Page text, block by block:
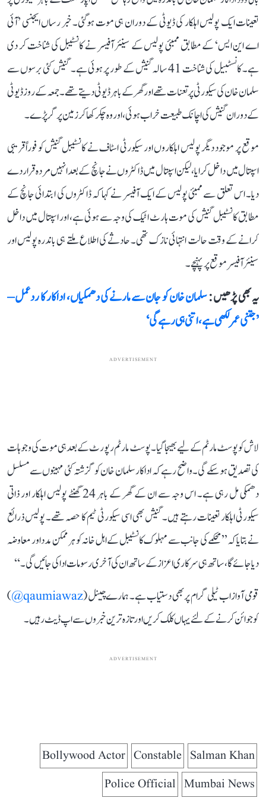
تعینات ایک پولیس اہلکار کی ڈیوٹی کے دوران ہی موت ہوگئی۔ خبر رساں ایجنسی ’آئی
اے این ایس‘ کے مطابق ممبئی پولیس کے سینئر آفیسر نے کانسٹیبل کی شناخت کر دی
ہے۔ کانسٹبیل کی شناخت 41 سالہ گنیش کے طور پر ہوئی ہے۔ گنیش کئی برسوں سے
سلمان خان کی سیکورٹی پر تعنات تھے اور گھر کے باہر ڈیوٹی دیتے تھے۔ جمعہ کے روز ڈیوٹی
کے دوران گنیش کی اچانک طبیعت خراب ہوئی، اور وہ چکر کھا کر زمین پر گر پڑے۔
موقع پر موجود دیگر پولیس اہلکاروں اور سیکورٹی اسٹاف نے کانسٹیبل گنیش کو فوراً قریبی
اسپتال میں داخل کرایا، لیکن اسپتال میں ڈاکٹروں نے جانچ کے بعد انہیں مردہ قرار دے
دیا۔ اس تعلق سے ممبئی پولیس کے ایک آفیسر نے کہا کہ ڈاکٹروں کی ابتدائی جانچ کے
مطابق کانسٹیبل گنیش کی موت ہارٹ اٹیک کی وجہ سے ہوئی ہے، اور اسپتال میں داخل
کرانے کے وقت حالت انتہائی نازک تھی۔ حادثے کی اطلاع ملتے ہی باندرہ پولیس اور
سینئر آفیسر موقع پر پہنچے۔
یہ بھی پڑھیں :سلمان خان کو جان سے مارنے کی دھمکیاں، اداکار کا ردعمل –
’جتنی عمر لکھی ہے، اتنی ہی رہے گی‘
ADVERTISEMENT
لاش کو پوسٹ مارٹم کے لیے بھیجا گیا۔ پوسٹ مارٹم رپورٹ کے بعد ہی موت کی وجوہات
کی تصدیق ہو سکے گی۔ واضح رہے کہ اداکار سلمان خان کو گزشتہ کئی مہینوں سے مسلسل
دھمکی مل رہی ہے۔ اس وجہ سے ان کے گھر کے باہر 24 گھنٹے پولیس اہلکار اور ذاتی
سیکورٹی اہلکار تعینات رہتے ہیں۔ گنیش بھی اسی سیکورٹی ٹیم کا حصہ تھے۔ پولیس ذرائع
نے بتایا کہ’’ محکمے کی جانب سے مہلوک کانسٹیبل کے اہل خانہ کو ہر ممکن مدد اور معاوضہ
دیا جائے گا، ساتھ ہی سرکاری اعزاز کے ساتھ ان کی آخری رسومات ادا کی جائیں گی۔‘‘
قومی آواز اب ٹیلی گرام پر بھی دستیاب ہے۔ ہمارے چینل (qaumiawaz@
)
کو جوائن کرنے کے لئے یہاں کلک کریں اور تازہ ترین خبروں سے اپ ڈیٹ رہیں۔
ADVERTISEMENT
Salman Khan
Constable
Bollywood Actor
Mumbai News
Police Official